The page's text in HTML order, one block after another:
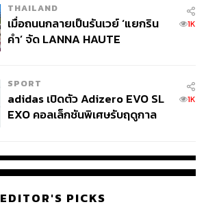
THAILAND
เมื่อถนนกลายเป็นรันเวย์ ‘แยกริน
คำ’ จัด LANNA HAUTE
1K
SPORT
adidas เปิดตัว Adizero EVO SL
EXO คอลเล็กชันพิเศษรับฤดูกาล
1K
EDITOR'S PICKS